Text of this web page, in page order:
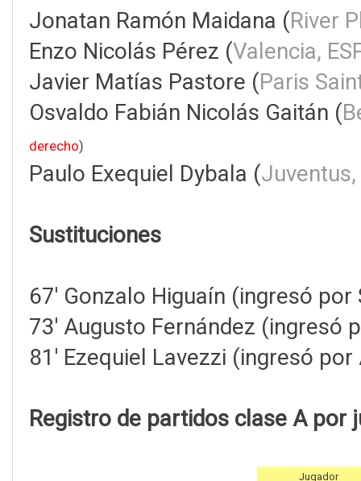
Jonatan Ramón Maidana (River
Enzo Nicolás Pérez (Valencia,
Javier Matías Pastore (Paris
Osvaldo Fabián Nicolás Gaitán (
derecho)
Paulo Exequiel Dybala (Juventus,
Sustituciones
67' Gonzalo Higuaín (ingresó por
73' Augusto Fernández (ingresó
81' Ezequiel Lavezzi (ingresó
Registro de partidos clase A por
Jugador